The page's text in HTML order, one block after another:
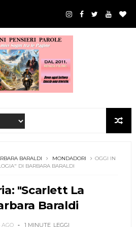
BARALDI MONDADORI
OGGI IN
DI BARBARA BARALDI
"Scarlett La
Baraldi
AGO 1 MINUTE LEGGI